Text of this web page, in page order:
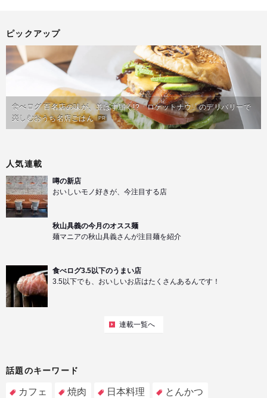
ピックアップ
食べログ 百名店の味が、並ばず届く!?「ロケットナウ」のデリバリーで
楽しむおうち名店ごはん PR
人気連載
噂の新店
おいしいモノ好きが、今注目する店
秋山具義の今月のオスス麺
麺マニアの秋山具義さんが注目麺を紹介
食べログ3.5以下のうまい店
3.5以下でも、おいしいお店はたくさんあるんです！
連載一覧へ
話題のキーワード
カフェ 焼肉 日本料理 とんかつ